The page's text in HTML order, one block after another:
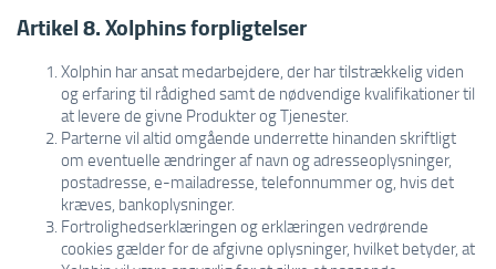
Artikel 8. Xolphins forpligtelser
Xolphin har ansat medarbejdere, der har tilstrækkelig viden
og erfaring til rådighed samt de nødvendige kvalifikationer til
at levere de givne Produkter og Tjenester.
Parterne vil altid omgående underrette hinanden skriftligt
om eventuelle ændringer af navn og adresseoplysninger,
postadresse, e-mailadresse, telefonnummer og, hvis det
kræves, bankoplysninger.
Fortrolighedserklæringen og erklæringen vedrørende
cookies gælder for de afgivne oplysninger, hvilket betyder, at